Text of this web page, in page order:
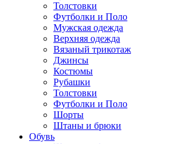
Толстовки
Футболки и Поло
Мужская одежда
Верхняя одежда
Вязаный трикотаж
Джинсы
Костюмы
Рубашки
Толстовки
Футболки и Поло
Шорты
Штаны и брюки
Обувь